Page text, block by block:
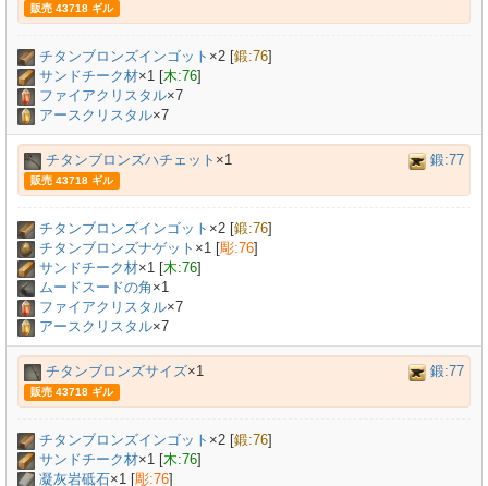
販売 43718 ギル
チタンブロンズインゴット ×2 [鍛:76]
サンドチーク材×1 [木:76]
ファイアクリスタル×7
アースクリスタル×7
チタンブロンズハチェット ×1 鍛:77
販売 43718 ギル
チタンブロンズインゴット ×2 [鍛:76]
チタンブロンズナゲット ×1 [彫:76]
サンドチーク材×1 [木:76]
ムードスードの角 ×1
ファイアクリスタル×7
アースクリスタル×7
チタンブロンズサイズ×1 鍛:77
販売 43718 ギル
チタンブロンズインゴット ×2 [鍛:76]
サンドチーク材×1 [木:76]
凝灰岩砥石×1 [彫:76]